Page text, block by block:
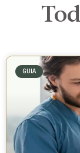
GUIA